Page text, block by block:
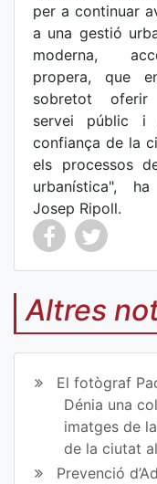
per a continuar
a una gestió
moderna,
propera, que
sobretot
servei públic i
confiança de la
els processos
urbanística",
Josep Ripoll.
Co
mp
art
ir
en
Fa
ce
Co
mp
art
ir
en
Tw
itt
Altres
El fotògraf
Dénia una
imatges de
de la ciutat
Prevenció